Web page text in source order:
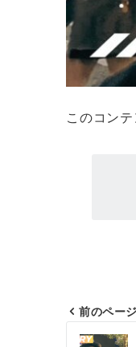
このコン
投
前のページ